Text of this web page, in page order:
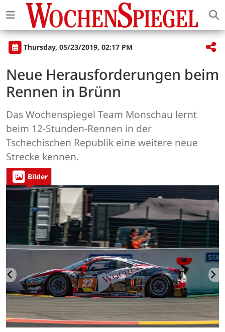
Thursday, 05/23/2019, 02:17 PM
Neue Herausforderungen beim
Rennen in Brünn
Das Wochenspiegel Team Monschau lernt
beim 12-Stunden-Rennen in der
Tschechischen Republik eine weitere neue
Strecke kennen.
Bilder